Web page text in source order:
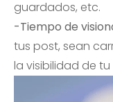
guardados, etc.
-Tiempo de
tus post, sean
la visibilidad de